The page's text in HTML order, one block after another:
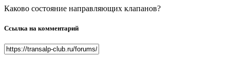
Каково состояние направляющих клапанов?
Ссылка на комментарий